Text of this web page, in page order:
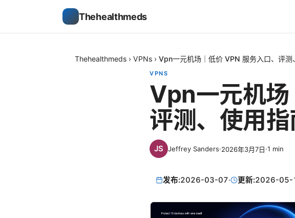
Thehealthmeds
Thehealthmeds › VPNs › Vpn一元机场｜低价 VPN 服务入口、评测
VPNS
Vpn一元机场
评测、使用
Jeffrey Sanders·2026年3月7日·1 min
发布:2026-03-07· 更新:2026-05-